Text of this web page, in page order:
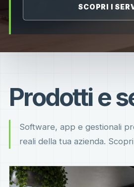
SCOPRI I
Prodotti e
Software, app e gestionali
reali della tua azienda.